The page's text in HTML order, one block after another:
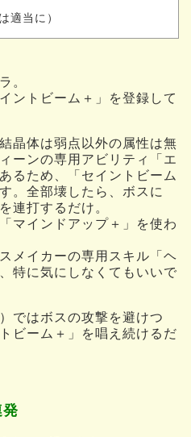
適当に）
。
ントビーム＋」を登録して
晶体は弱点以外の属性は無
ーンの専用アビリティ「エ
るため、「セイントビーム
。全部壊したら、ボスに
連打するだけ。
マインドアップ＋」を使わ
メイカーの専用スキル「ヘ
特に気にしなくてもいいで
ではボスの攻撃を避けつ
ビーム＋」を唱え続けるだ